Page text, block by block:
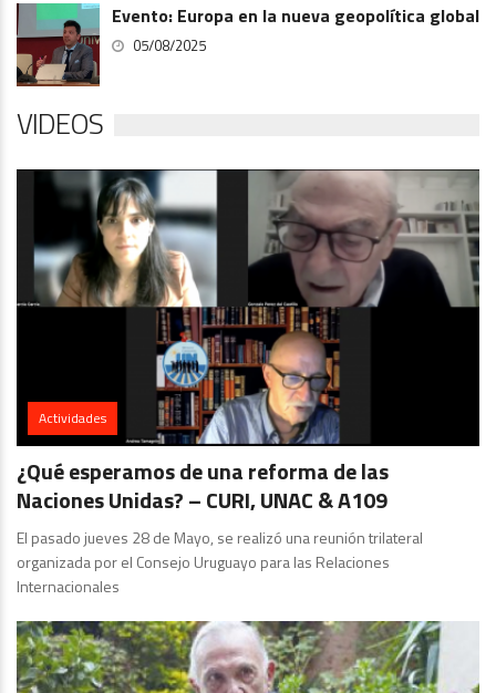
Evento: Europa en la nueva geopolítica global
05/08/2025
VIDEOS
Actividades
¿Qué esperamos de una reforma de las
Naciones Unidas? – CURI, UNAC & A109
El pasado jueves 28 de Mayo, se realizó una reunión trilateral
organizada por el Consejo Uruguayo para las Relaciones
Internacionales